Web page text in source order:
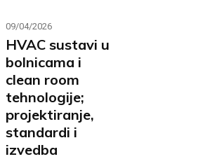
09/04/2026
HVAC sustavi u
bolnicama i
clean room
tehnologije;
projektiranje,
standardi i
izvedba